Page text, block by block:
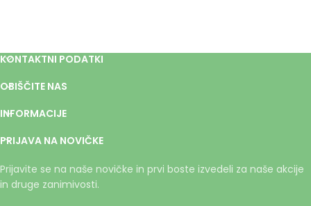
KONTAKTNI PODATKI
OBIŠČITE NAS
INFORMACIJE
PRIJAVA NA NOVIČKE
Prijavite se na naše novičke in prvi boste izvedeli za naše akcije
in druge zanimivosti.